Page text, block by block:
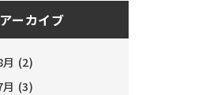
アーカイブ
(2)
(3)